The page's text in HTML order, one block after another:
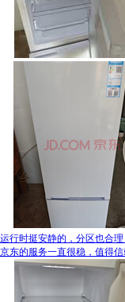
运行时挺安静的，分区也合理
京东的服务一直很稳，值得信